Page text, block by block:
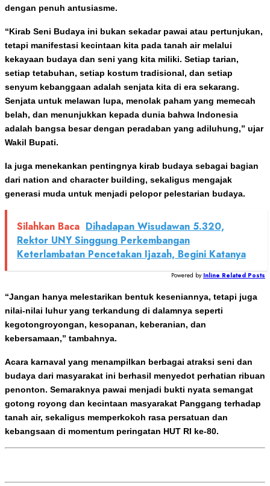
dengan penuh antusiasme.
“Kirab Seni Budaya ini bukan sekadar pawai atau pertunjukan,
tetapi manifestasi kecintaan kita pada tanah air melalui
kekayaan budaya dan seni yang kita miliki. Setiap tarian,
setiap tetabuhan, setiap kostum tradisional, dan setiap
senyum kebanggaan adalah senjata kita di era sekarang.
Senjata untuk melawan lupa, menolak paham yang memecah
belah, dan menunjukkan kepada dunia bahwa Indonesia
adalah bangsa besar dengan peradaban yang adiluhung,” ujar
Wakil Bupati.
Ia juga menekankan pentingnya kirab budaya sebagai bagian
dari nation and character building, sekaligus mengajak
generasi muda untuk menjadi pelopor pelestarian budaya.
Silahkan Baca Dihadapan Wisudawan 5.320,
Rektor UNY Singgung Perkembangan
Keterlambatan Pencetakan Ijazah, Begini Katanya
Powered by Inline Related Posts
“Jangan hanya melestarikan bentuk keseniannya, tetapi juga
nilai-nilai luhur yang terkandung di dalamnya seperti
kegotongroyongan, kesopanan, keberanian, dan
kebersamaan,” tambahnya.
Acara karnaval yang menampilkan berbagai atraksi seni dan
budaya dari masyarakat ini berhasil menyedot perhatian ribuan
penonton. Semaraknya pawai menjadi bukti nyata semangat
gotong royong dan kecintaan masyarakat Panggang terhadap
tanah air, sekaligus memperkokoh rasa persatuan dan
kebangsaan di momentum peringatan HUT RI ke-80.